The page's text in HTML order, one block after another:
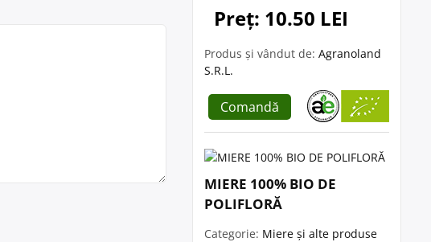
Preț: 10.50 LEI
Produs și vândut de: Agranoland
S.R.L.
Comandă
MIERE 100% BIO DE
POLIFLORĂ
Categorie: Miere și alte produse